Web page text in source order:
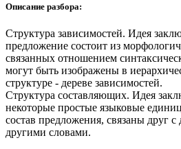
Описание разбора:
Структура зависимостей. Идея
предложение состоит из
связанных отношением
могут быть изображены в
структуре - дереве зависимостей.
Структура составляющих. Идея
некоторые простые языковые
состав предложения, связаны друг с
другими словами.